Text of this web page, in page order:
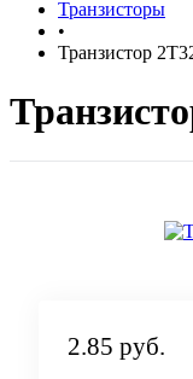
Транзисторы
•
Транзистор
2.85 руб.